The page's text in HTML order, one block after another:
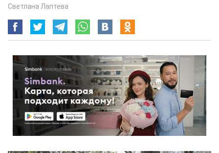
Светлана Лаптева